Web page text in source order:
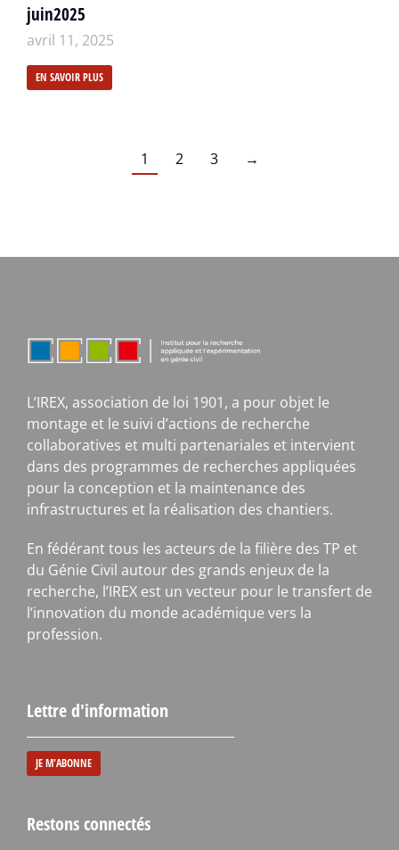
juin2025
avril 11, 2025
EN SAVOIR PLUS
1 2 3 →
L’IREX, association de loi 1901, a pour objet le
montage et le suivi d’actions de recherche
collaboratives et multi partenariales et intervient
dans des programmes de recherches appliquées
pour la conception et la maintenance des
infrastructures et la réalisation des chantiers.
En fédérant tous les acteurs de la filière des TP et
du Génie Civil autour des grands enjeux de la
recherche, l’IREX est un vecteur pour le transfert de
l’innovation du monde académique vers la
profession.
Lettre d'information
JE M'ABONNE
Restons connectés